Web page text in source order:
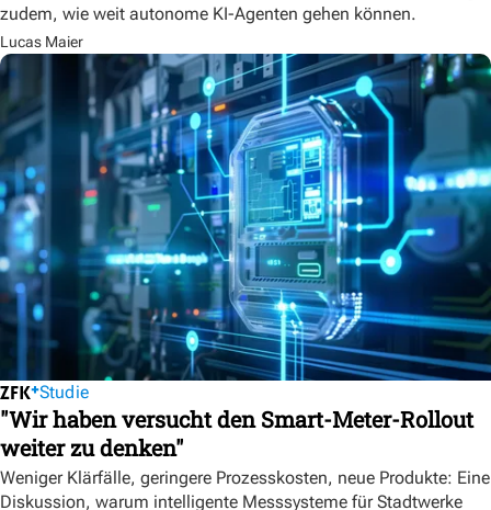
zudem, wie weit autonome KI-Agenten gehen können.
Lucas Maier
Studie
"Wir haben versucht den Smart-Meter-Rollout
weiter zu denken"
Weniger Klärfälle, geringere Prozesskosten, neue Produkte: Eine
Diskussion, warum intelligente Messsysteme für Stadtwerke